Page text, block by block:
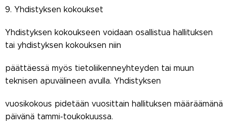
9. Yhdistyksen kokoukset
Yhdistyksen kokoukseen voidaan osallistua hallituksen
tai yhdistyksen kokouksen niin
päättäessä myös tietoliikenneyhteyden tai muun
teknisen apuvälineen avulla. Yhdistyksen
vuosikokous pidetään vuosittain hallituksen määräämänä
päivänä tammi-toukokuussa.